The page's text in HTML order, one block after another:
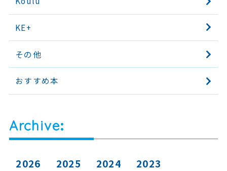
KE+
その他
おすすめ本
Archive
2026 2025 2024
2023